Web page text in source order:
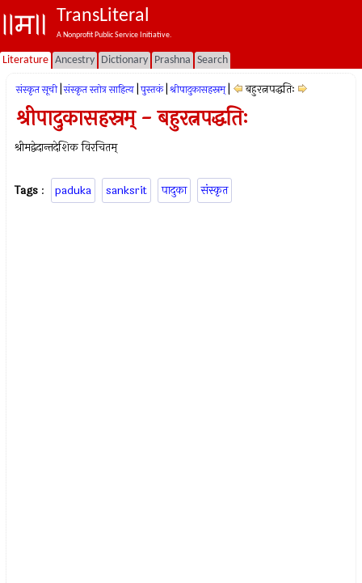
TransLiteral
A Nonprofit Public Service Initiative.
Literature Ancestry Dictionary Prashna Search
संस्कृत सूची संस्कृत स्तोत्र साहित्य पुस्तकं श्रीपादुकासहस्रम् बहुरत्नपद्धतिः
श्रीपादुकासहस्रम् - बहुरत्नपद्धतिः
श्रीमद्वेदान्तदेशिक विरचितम्
Tags : paduka sanksrit पादुका संस्कृत